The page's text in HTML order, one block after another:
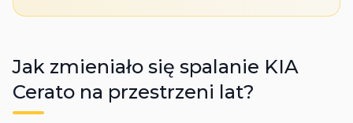
Jak zmieniało się spalanie KIA
Cerato na przestrzeni lat?